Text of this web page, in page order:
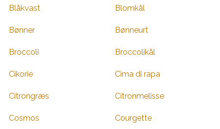
Blåkvast Blomkål
Bønner Bønneurt
Broccoli Broccolikål
Cikorie Cima di rapa
Citrongræs Citronmelisse
Cosmos Courgette